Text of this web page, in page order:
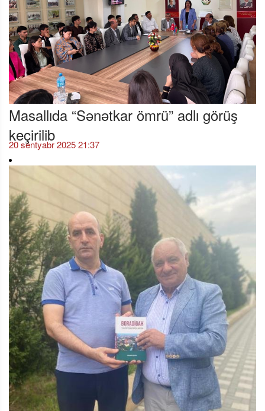
Masallıda “Sənətkar ömrü” adlı görüş
keçirilib
20 sentyabr 2025 21:37